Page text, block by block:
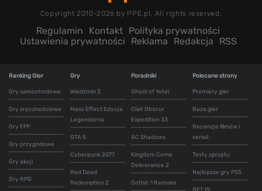
Copyright 2010-2026 by PPE.pl. All rights reserved.
Regulamin Kontakt Polityka prywatności
Ustawienia prywatności
Reklama Redakcja RSS
Ranking Gier
Gry samochodowe
Gry zręcznościowe
Gry FPP
Gry przygodowe
Gry akcji
Gry RPG
Gry
Wiedźmin 3
Mass Effect Edycja
Legendarna
GTA 5
Cyberpunk 2077
Red Dead
Redemption 2
Poradniki
Ghost of Yotei
Clair Obscur
Expedition 33
AC Shadows
Kingdom Come
Deliverance 2
Gothic 1 Remake
Polecane strony
Premiery gier
Baza gier
Recenzje filmów i
seriali
Testy sprzętu
Najlepsze gry PS5